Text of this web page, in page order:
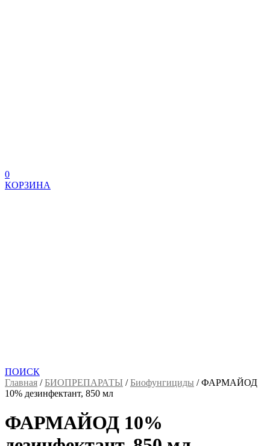
0
КОРЗИНА
ПОИСК
Главная /БИОПРЕПАРАТЫ /Биофунгициды /ФАРМАЙОД
10% дезинфектант, 850 мл
ФАРМАЙОД 10%